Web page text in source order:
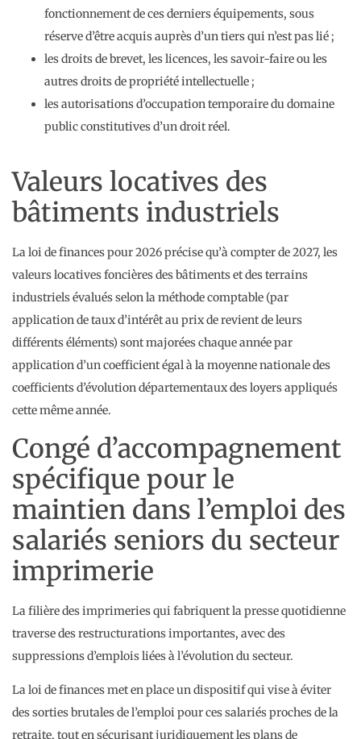
fonctionnement de ces derniers équipements, sous
réserve d’être acquis auprès d’un tiers qui n’est pas lié ;
les droits de brevet, les licences, les savoir-faire ou les
autres droits de propriété intellectuelle ;
les autorisations d’occupation temporaire du domaine
public constitutives d’un droit réel.
Valeurs locatives des
bâtiments industriels
La loi de finances pour 2026 précise qu’à compter de 2027, les
valeurs locatives foncières des bâtiments et des terrains
industriels évalués selon la méthode comptable (par
application de taux d’intérêt au prix de revient de leurs
différents éléments) sont majorées chaque année par
application d’un coefficient égal à la moyenne nationale des
coefficients d’évolution départementaux des loyers appliqués
cette même année.
Congé d’accompagnement
spécifique pour le
maintien dans l’emploi des
salariés seniors du secteur
imprimerie
La filière des imprimeries qui fabriquent la presse quotidienne
traverse des restructurations importantes, avec des
suppressions d’emplois liées à l’évolution du secteur.
La loi de finances met en place un dispositif qui vise à éviter
des sorties brutales de l’emploi pour ces salariés proches de la
retraite, tout en sécurisant juridiquement les plans de